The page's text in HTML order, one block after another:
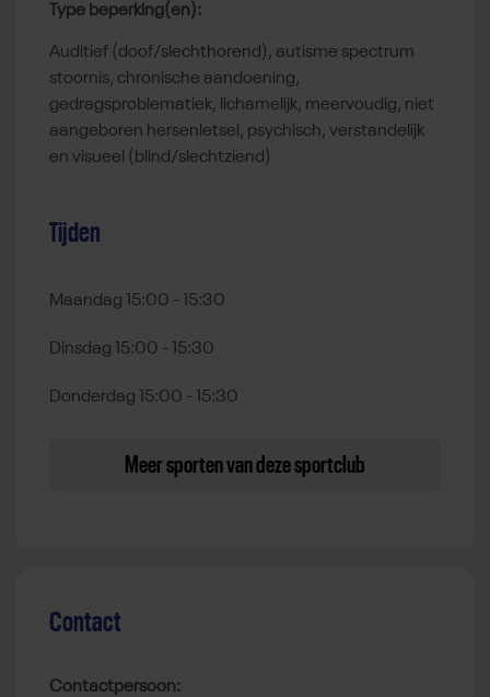
Type beperking(en):
auditief (doof/slechthorend), autisme spectrum
stoornis, chronische aandoening,
gedragsproblematiek, lichamelijk, meervoudig, niet
aangeboren hersenletsel, psychisch, verstandelijk
en visueel (blind/slechtziend)
Tijden
Maandag 15:00 - 15:30
Dinsdag 15:00 - 15:30
Donderdag 15:00 - 15:30
Meer sporten van deze sportclub
Contact
Contactpersoon: